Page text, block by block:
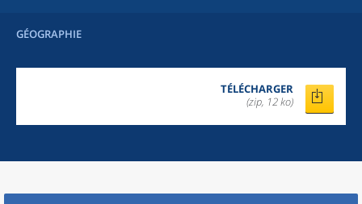
GÉOGRAPHIE
TÉLÉCHARGER
(zip, 12 ko)